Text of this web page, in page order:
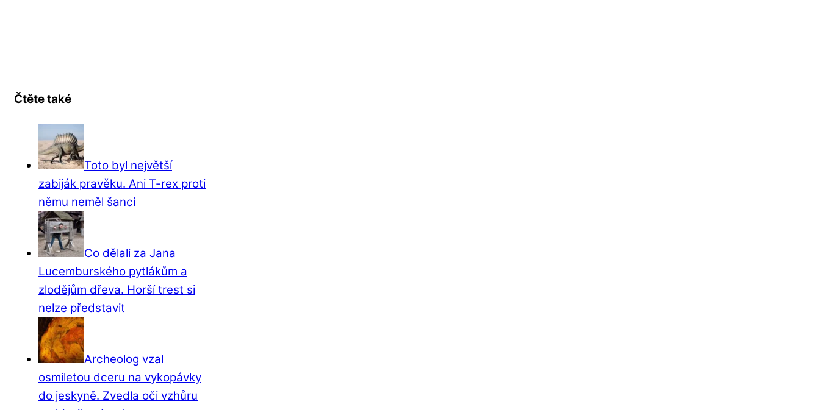
Čtěte také
Toto byl největší
zabiják pravěku. Ani T-rex proti
němu neměl šanci
Co dělali za Jana
Lucemburského pytlákům a
zlodějům dřeva. Horší trest si
nelze představit
Archeolog vzal
osmiletou dceru na vykopávky
do jeskyně. Zvedla oči vzhůru